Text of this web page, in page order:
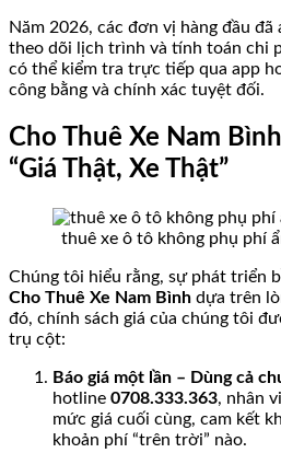
Năm 2026, các đơn vị hàng đầu đã
theo dõi lịch trình và tính toán chi
có thể kiểm tra trực tiếp qua app
công bằng và chính xác tuyệt đối.
Cho Thuê Xe Nam
“Giá Thật, Xe Thật”
thuê xe ô tô không phụ phí
Chúng tôi hiểu rằng, sự phát triển
Cho Thuê Xe Nam Bình dựa trên
đó, chính sách giá của chúng tôi
trụ cột:
Báo giá một lần – Dùng cả
hotline 0708.333.363, nhân
mức giá cuối cùng, cam kết
khoản phí “trên trời” nào.